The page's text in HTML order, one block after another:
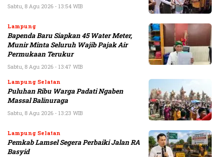
Sabtu, 8 Agu 2026 - 13:54 WIB
Lampung
Bapenda Baru Siapkan 45 Water Meter,
Munir Minta Seluruh Wajib Pajak Air
Permukaan Terukur
Sabtu, 8 Agu 2026 - 13:47 WIB
Lampung Selatan
Puluhan Ribu Warga Padati Ngaben
Massal Balinuraga
Sabtu, 8 Agu 2026 - 13:23 WIB
Lampung Selatan
Pemkab Lamsel Segera Perbaiki Jalan RA
Basyid